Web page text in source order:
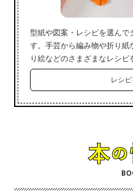
型紙や図案・レシピを選んで
す。手芸から編み物や折り紙
り絵などのさまざまなレシピ
レシ